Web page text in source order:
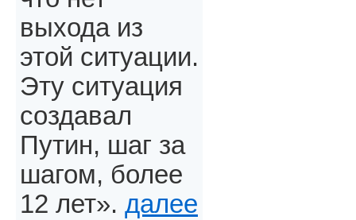
выхода из
этой ситуации.
Эту ситуация
создавал
Путин, шаг за
шагом, более
12 лет». далее